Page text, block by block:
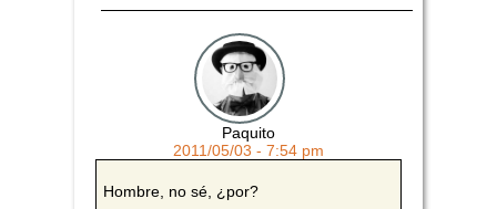
Paquito
2011/05/03 - 7:54 pm
Hombre, no sé, ¿por?